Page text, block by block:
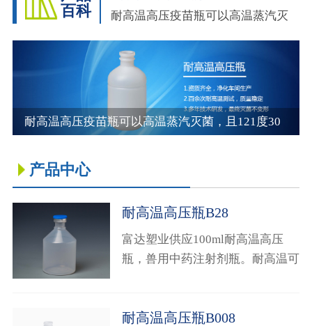
百科
耐高温高压疫苗瓶可以高温蒸汽灭
耐高温高压疫苗瓶可以高温蒸汽灭菌，且121度30
厂家，耐高温高压疫苗瓶材质选择用高透聚丙烯。
聚丙烯是由丙烯聚合而制得的一种热塑性树脂。
产品中心
耐高温高压瓶B28
富达塑业供应100ml耐高温高压
瓶，兽用中药注射剂瓶。耐高温可
耐高温高压瓶B008